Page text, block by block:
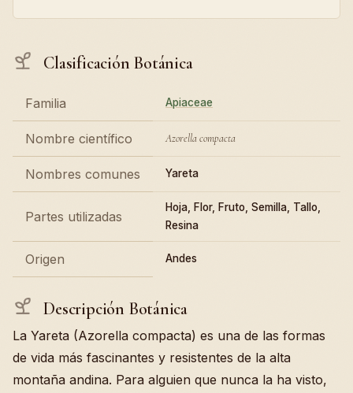
Clasificación Botánica
Familia Apiaceae
Nombre científico Azorella compacta
Nombres comunes Yareta
Partes utilizadas
Hoja, Flor, Fruto, Semilla, Tallo,
Resina
Origen Andes
Descripción Botánica
La Yareta (Azorella compacta) es una de las formas
de vida más fascinantes y resistentes de la alta
montaña andina. Para alguien que nunca la ha visto,